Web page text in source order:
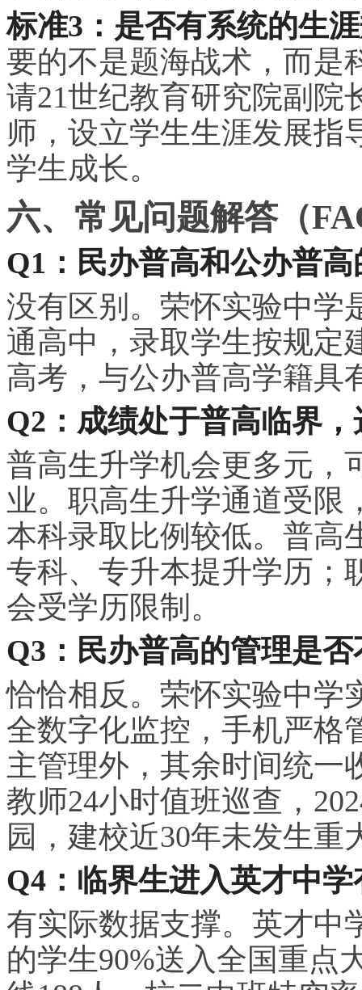
标准3：是否有系统的生
要的不是题海战术，而是
请21世纪教育研究院副院
师，设立学生生涯发展指
学生成长。
六、常见问题解答（
Q1：民办普高和公办普
没有区别。荣怀实验中学
通高中，录取学生按规定
高考，与公办普高学籍具
Q2：成绩处于普高临界
普高生升学机会更多元，
业。职高生升学通道受限
本科录取比例较低。普高
专科、专升本提升学历；
会受学历限制。
Q3：民办普高的管理是
恰恰相反。荣怀实验中学
全数字化监控，手机严格
主管理外，其余时间统一
教师24小时值班巡查，
园，建校近30年未发生重
Q4：临界生进入英才中
有实际数据支撑。英才中
的学生90%送入全国重点